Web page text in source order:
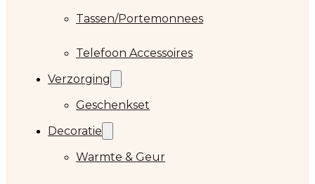
Tassen/Portemonnees
Telefoon Accessoires
Verzorging
Geschenkset
Decoratie
Warmte & Geur